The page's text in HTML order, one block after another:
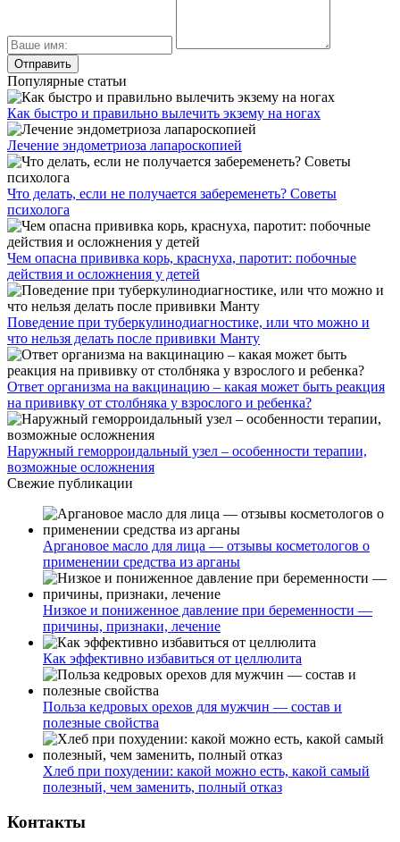
Популярные статьи
Как быстро и правильно вылечить экзему на ногах
Лечение эндометриоза лапароскопией
Что делать, если не получается забеременеть? Советы
психолога
Чем опасна прививка корь, краснуха, паротит: побочные
действия и осложнения у детей
Поведение при туберкулинодиагностике, или что можно и
что нельзя делать после прививки Манту
Ответ организма на вакцинацию – какая может быть реакция
на прививку от столбняка у взрослого и ребенка?
Наружный геморроидальный узел – особенности терапии,
возможные осложнения
Свежие публикации
Аргановое масло для лица — отзывы косметологов о
применении средства из арганы
Низкое и пониженное давление при беременности —
причины, признаки, лечение
Как эффективно избавиться от целлюлита
Польза кедровых орехов для мужчин — состав и
полезные свойства
Хлеб при похудении: какой можно есть, какой самый
полезный, чем заменить, полный отказ
Контакты